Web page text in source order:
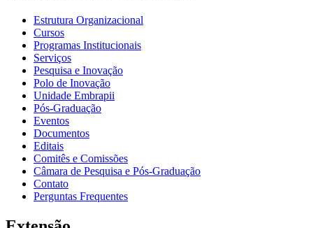
Estrutura Organizacional
Cursos
Programas Institucionais
Serviços
Pesquisa e Inovação
Polo de Inovação
Unidade Embrapii
Pós-Graduação
Eventos
Documentos
Editais
Comitês e Comissões
Câmara de Pesquisa e Pós-Graduação
Contato
Perguntas Frequentes